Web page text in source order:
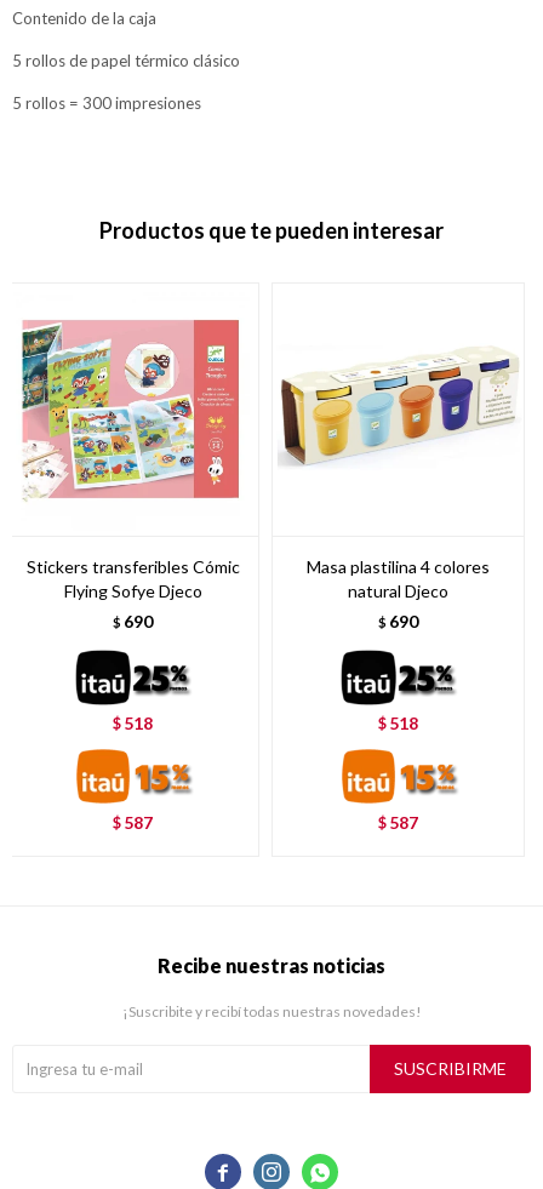
Contenido de la caja
5 rollos de papel térmico clásico
5 rollos = 300 impresiones
Productos que te pueden interesar
Stickers transferibles Cómic
Flying Sofye Djeco
$ 690
$ 518
$ 587
Masa plastilina 4 colores
natural Djeco
$ 690
$ 518
$ 587
  
Recibe nuestras noticias
¡Suscribite y recibí todas nuestras novedades!
SUSCRIBIRME